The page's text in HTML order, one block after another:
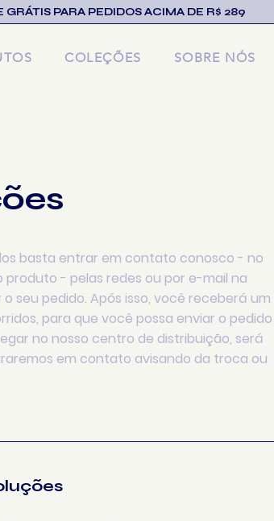
GRÁTIS PARA PEDIDOS ACIMA DE R$ 289
COLEÇÕES SOBRE NÓS
basta entrar em contato conosco - no
- pelas redes ou por e-mail na
seu pedido. Após isso, você receberá um
para que você possa enviar o pedido
no nosso centro de distribuição, será
em contato avisando da troca ou